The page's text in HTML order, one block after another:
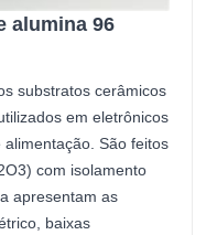
alumina 96
substratos cerâmicos
em eletrônicos
São feitos
com isolamento
apresentam as
baixas